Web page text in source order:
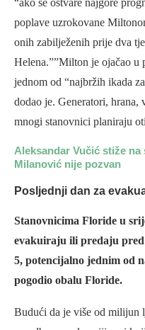
poplave uzrokovane
onih zabilježenih prije dva
Helena.””Milton je ojačao u
jednom od “najbržih ikada
dodao je. Generatori, hrana,
mnogi stanovnici planiraju
Aleksandar Vučić stiže
Milanović nije pozvan
Posljednji dan za
Stanovnicima Floride u
evakuiraju ili predaju
5, potencijalno jednim od
pogodio obalu Floride.
Budući da je više od milijun